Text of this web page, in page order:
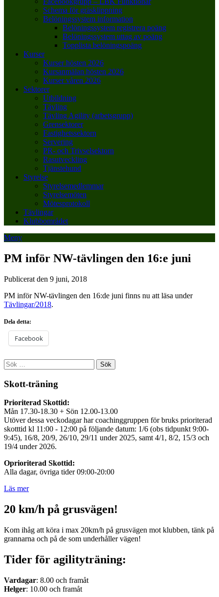
Schema för gräsklippning
Belöningssystem information
Belöningssystem registrera poäng
Belöningssystem uttag av poäng
Topplista belöningspoäng
Kurser
Kurser hösten 2026
Kursanmälan hösten 2026
Kurser våren 2026
Sektorer
Utbildning
Tävling
Tävling Agility (arbetsgrupp)
Grensektorer
Fastighetssektorn
Servering
PR- och Trivselsektorn
Rasutveckling
Tjänstehund
Styrelse
Styrelsemedlemmar
Styrelsemöten
Mötesprotokoll
Tävlingar
Klubbområdet
Meny
PM inför NW-tävlingen den 16:e juni
Publicerat den 9 juni, 2018
PM inför NW-tävlingen den 16:de juni finns nu att läsa under
Tävlingar/2018.
Dela detta:
Facebook
Sök
efter:
Skott-träning
Prioriterad Skottid:
Mån 17.30-18.30 + Sön 12.00-13.00
Utöver dessa veckodagar har coachinggruppen för bruks prioriterad
skotttid kl 11:00 - 12:00 på följande datum: 1/6 (obs tidpunkt 9:00-
9:45), 16/8, 20/9, 26/10, 29/11 under 2025, samt 4/1, 8/2, 15/3 och
19/4 under 2026.
Oprioriterad Skottid:
Alla dagar, övriga tider 09:00-20:00
Läs mer
20 km/h på grusvägen!
Kom ihåg att köra i max 20km/h på grusvägen mot klubben, tänk på
grannarna och på de som underhåller vägen!
Tider för agilityträning:
Vardagar: 8.00 och framåt
Helger: 10.00 och framåt